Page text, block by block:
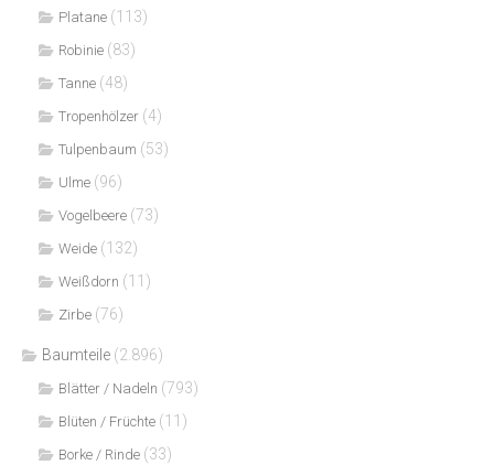
Platane (113)
Robinie (83)
Tanne (48)
Tropenhölzer (4)
Tulpenbaum (53)
Ulme (96)
Vogelbeere (73)
Weide (132)
Weißdorn (11)
Zirbe (76)
Baumteile (2.896)
Blätter / Nadeln (793)
Blüten / Früchte (11)
Borke / Rinde (33)